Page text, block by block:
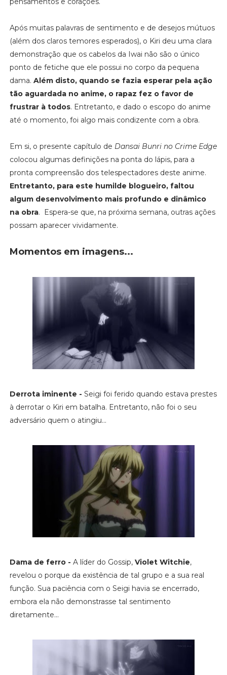
Após muitas palavras de sentimento e de desejos mútuos
(além dos claros temores esperados), o Kiri deu uma clara
demonstração que os cabelos da Iwai não são o único
ponto de fetiche que ele possui no corpo da pequena
dama. Além disto, quando se fazia esperar pela ação
tão aguardada no anime, o rapaz fez o favor de
frustrar à todos. Entretanto, e dado o escopo do anime
até o momento, foi algo mais condizente com a obra.
Em si, o presente capítulo de Dansai Bunri no Crime Edge
colocou algumas definições na ponta do lápis, para a
pronta compreensão dos telespectadores deste anime.
Entretanto, para este humilde blogueiro, faltou
algum desenvolvimento mais profundo e dinâmico
na obra. Espera-se que, na próxima semana, outras ações
possam aparecer vividamente.
Momentos em imagens...
Derrota iminente - Seigi foi ferido quando estava prestes
à derrotar o Kiri em batalha. Entretanto, não foi o seu
adversário quem o atingiu...
Dama de ferro - A líder do Gossip, Violet Witchie,
revelou o porque da existência de tal grupo e a sua real
função. Sua paciência com o Seigi havia se encerrado,
embora ela não demonstrasse tal sentimento
diretamente...